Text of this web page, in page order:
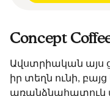
Concept
Ավստրիական այս
իր տեղն ունի,